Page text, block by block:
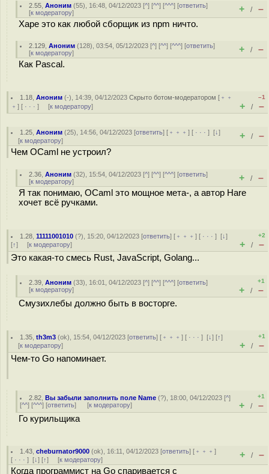
2.55 ,Аноним (55), 16:48, 04/12/2023 [^] [^^] [^^^] [ответить]
[к модератору] + / –
Харе это как любой сборщик из npm ничто.
2.129 ,Аноним (128), 03:54, 05/12/2023 [^] [^^] [^^^] [ответить]
[к модератору] + / –
Как Pascal.
1.18 ,Аноним (-), 14:39, 04/12/2023Скрыто ботом-модератором [ ﹢﹢
﹢ ] [ · · · ] [к модератору]
–1
+ / –
1.25 ,Аноним (25), 14:56, 04/12/2023 [ответить] [ ﹢﹢﹢] [ · · ·][↓]
[к модератору] + / –
Чем OCaml не устроил?
2.36 ,Аноним (32), 15:54, 04/12/2023 [^] [^^] [^^^] [ответить]
[к модератору] + / –
Я так понимаю, OCaml это мощное мета-, а автор Hare
хочет всё ручками.
1.28 ,11111001010 (?), 15:20, 04/12/2023 [ответить] [ ﹢﹢﹢] [ · · ·][↓]
[↑] [к модератору]
+2
+ / –
Это какая-то смесь Rust, JavaScript, Golang...
2.39 ,Аноним (33), 16:01, 04/12/2023 [^] [^^] [^^^] [ответить]
[к модератору]
+1
+ / –
Смузихлебы должно быть в восторге.
1.35 ,th3m3 (ok), 15:54, 04/12/2023 [ответить] [ ﹢﹢﹢] [ · · ·][↓] [↑]
[к модератору]
+1
+ / –
Чем-то Go напоминает.
2.82 ,Вы забыли заполнить поле Name (?), 18:00, 04/12/2023 [^]
[^^] [^^^] [ответить] [к модератору]
+1
+ / –
Го курильщика
1.43 ,cheburnator9000 (ok), 16:11, 04/12/2023 [ответить] [ ﹢﹢﹢]
[ · · · ] [↓] [↑] [к модератору] + / –
Когда программист на Go спаривается с